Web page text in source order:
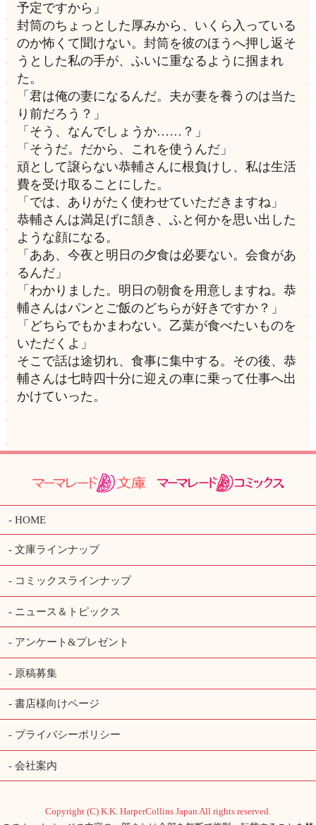
予定ですから」
封筒のちょっとした厚みから、いくら入っている
のか怖くて聞けない。封筒を彼のほうへ押し返そ
うとした私の手が、ふいに重なるように掴まれ
た。
「君は俺の妻になるんだ。夫が妻を養うのは当た
り前だろう？」
「そう、なんでしょうか……？」
「そうだ。だから、これを使うんだ」
頑として譲らない恭輔さんに根負けし、私は生活
費を受け取ることにした。
「では、ありがたく使わせていただきますね」
恭輔さんは満足げに頷き、ふと何かを思い出した
ような顔になる。
「ああ、今夜と明日の夕食は必要ない。会食があ
るんだ」
「わかりました。明日の朝食を用意しますね。恭
輔さんはパンとご飯のどちらが好きですか？」
「どちらでもかまわない。乙葉が食べたいものを
いただくよ」
そこで話は途切れ、食事に集中する。その後、恭
輔さんは七時四十分に迎えの車に乗って仕事へ出
かけていった。
HOME
文庫ラインナップ
コミックスラインナップ
ニュース＆トピックス
アンケート&プレゼント
原稿募集
書店様向けページ
プライバシーポリシー
会社案内
Copyright (C) K.K. HarperCollins Japan All rights reserved.